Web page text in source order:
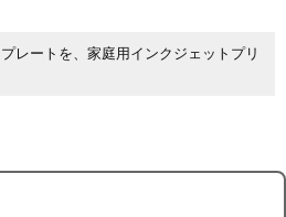
レートを、家庭用インクジェットプリ